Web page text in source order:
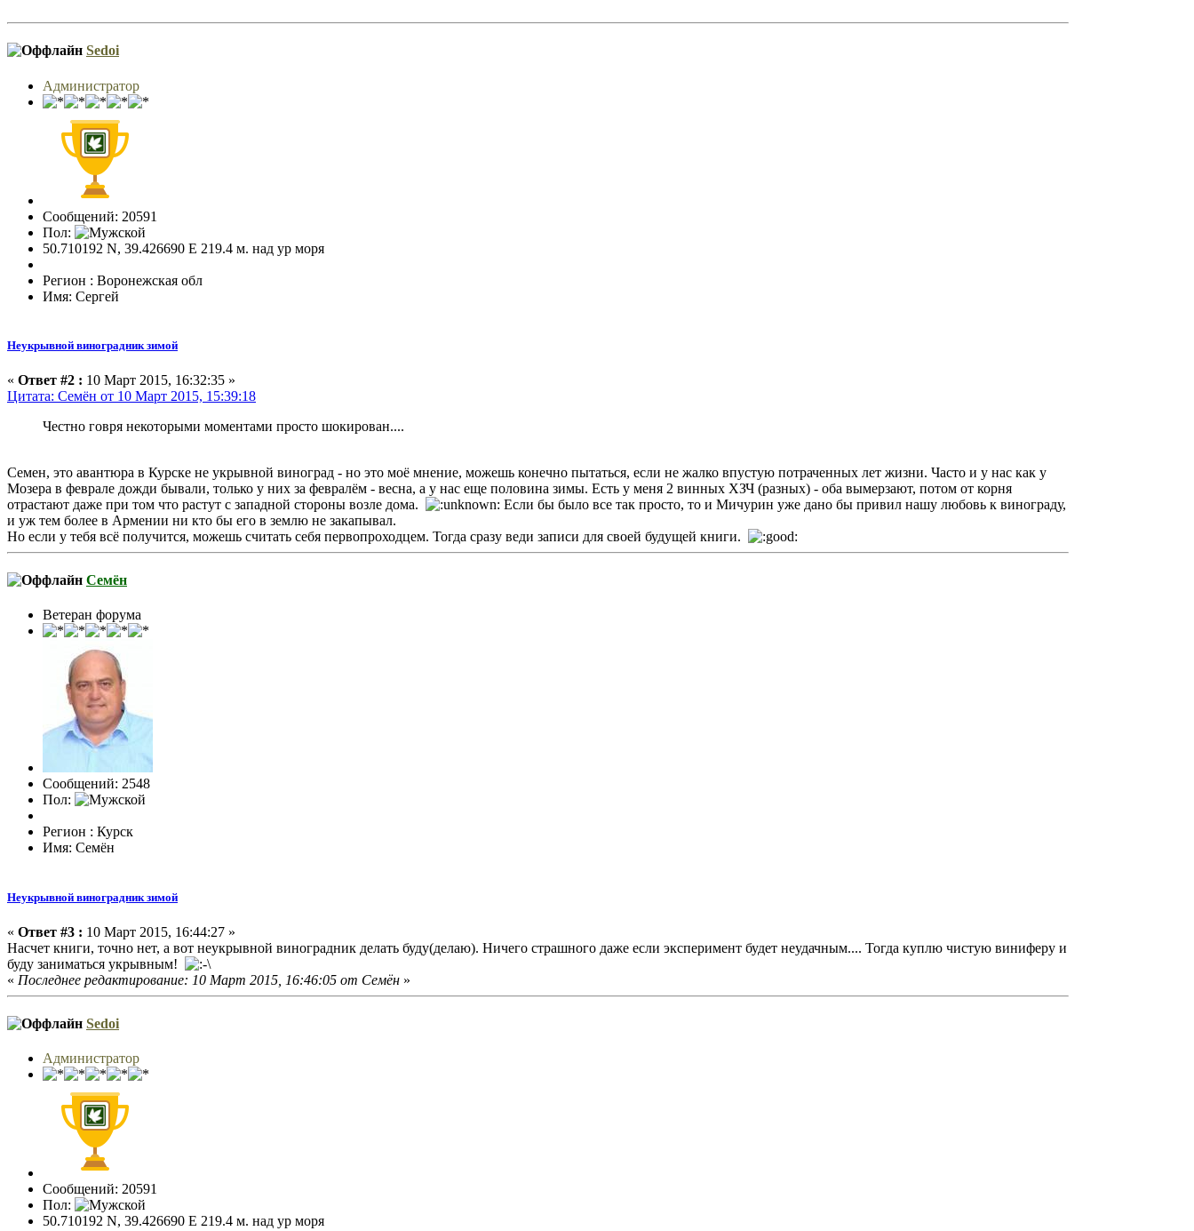
Sedoi
Администратор
Сообщений: 20591
Пол:
50.710192 N, 39.426690 E 219.4 м. над ур моря
Регион : Воронежская обл
Имя: Сергей
Неукрывной виноградник зимой
« Ответ #2 : 10 Март 2015, 16:32:35 »
Цитата: Семён от 10 Март 2015, 15:39:18
Честно говря некоторыми моментами просто шокирован....
Семен, это авантюра в Курске не укрывной виноград - но это моё мнение, можешь конечно пытаться, если не жалко впустую потраченных лет жизни. Часто и у нас как у
Мозера в феврале дожди бывали, только у них за февралём - весна, а у нас еще половина зимы. Есть у меня 2 винных ХЗЧ (разных) - оба вымерзают, потом от корня
отрастают даже при том что растут с западной стороны возле дома.
Если бы было все так просто, то и Мичурин уже дано бы привил нашу любовь к винограду,
и уж тем более в Армении ни кто бы его в землю не закапывал.
Но если у тебя всё получится, можешь считать себя первопроходцем. Тогда сразу веди записи для своей будущей книги.
Семён
Ветеран форума
Сообщений: 2548
Пол:
Регион : Курск
Имя: Семён
Неукрывной виноградник зимой
« Ответ #3 : 10 Март 2015, 16:44:27 »
Насчет книги, точно нет, а вот неукрывной виноградник делать буду(делаю). Ничего страшного даже если эксперимент будет неудачным.... Тогда куплю чистую виниферу и
буду заниматься укрывным!
« Последнее редактирование: 10 Март 2015, 16:46:05 от Семён »
Sedoi
Администратор
Сообщений: 20591
Пол:
50.710192 N, 39.426690 E 219.4 м. над ур моря